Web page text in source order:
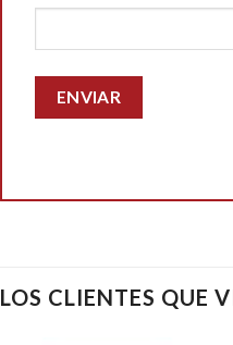
LOS CLIENTES QUE